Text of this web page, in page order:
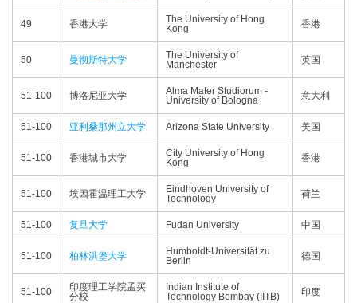
49 香港大学
The University of Hong
Kong
香港
50 曼彻斯特大学
The University of
Manchester
英国
51-100 博洛尼亚大学
Alma Mater Studiorum -
University of Bologna
意大利
51-100 亚利桑那州立大学 Arizona State University 美国
51-100 香港城市大学
City University of Hong
Kong
香港
51-100 埃因霍温理工大学
Eindhoven University of
Technology
荷兰
51-100 复旦大学 Fudan University 中国
51-100 柏林洪堡大学
Humboldt-Universität zu
Berlin
德国
51-100
印度理工学院孟买
分校
Indian Institute of
Technology Bombay (IITB)
印度